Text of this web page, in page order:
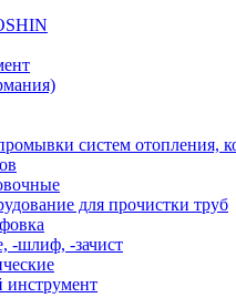
систем отопления,
для прочистки труб
-шлиф, -зачист
инструмент